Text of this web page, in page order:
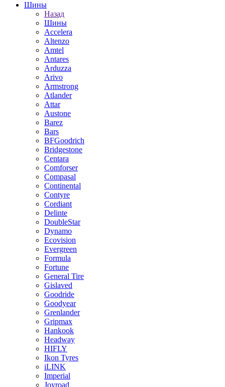
Шины
Назад
Шины
Accelera
Altenzo
Amtel
Antares
Arduzza
Arivo
Armstrong
Atlander
Attar
Austone
Barez
Bars
BFGoodrich
Bridgestone
Centara
Comforser
Compasal
Continental
Contyre
Cordiant
Delinte
DoubleStar
Dynamo
Ecovision
Evergreen
Formula
Fortune
General Tire
Gislaved
Goodride
Goodyear
Grenlander
Gripmax
Hankook
Headway
HIFLY
Ikon Tyres
iLINK
Imperial
Joyroad